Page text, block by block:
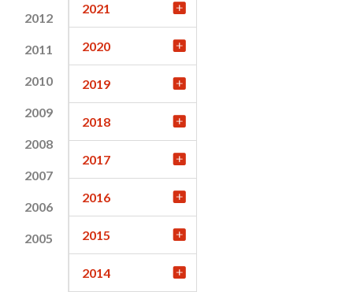
2012
2011
2010
2009
2008
2007
2006
2005
2021
2020
2019
2018
2017
2016
2015
2014